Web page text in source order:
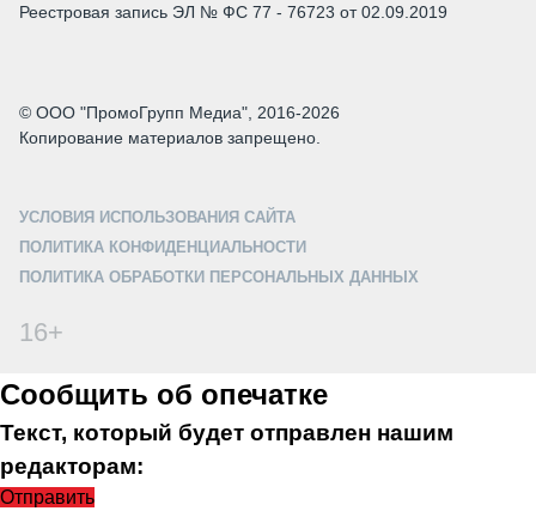
Реестровая запись ЭЛ № ФС 77 - 76723 от 02.09.2019
© ООО "ПромоГрупп Медиа", 2016-2026
Копирование материалов запрещено.
УСЛОВИЯ ИСПОЛЬЗОВАНИЯ САЙТА
ПОЛИТИКА КОНФИДЕНЦИАЛЬНОСТИ
ПОЛИТИКА ОБРАБОТКИ ПЕРСОНАЛЬНЫХ ДАННЫХ
16+
Сообщить об опечатке
Текст, который будет отправлен нашим
редакторам:
Отправить